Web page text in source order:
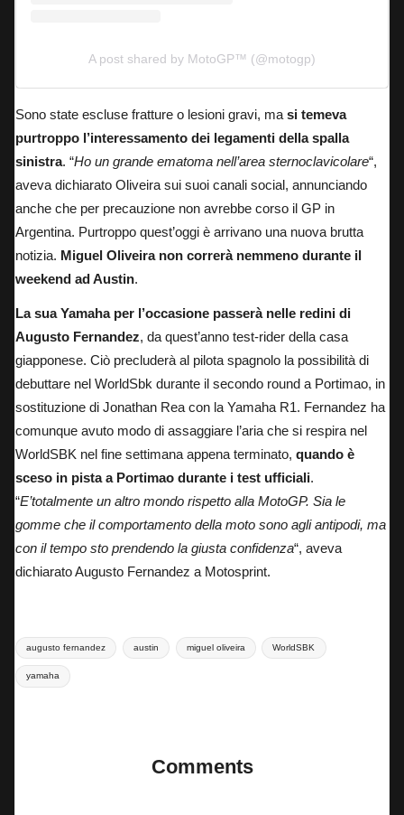
A post shared by MotoGP™ (@motogp)
Sono state escluse fratture o lesioni gravi, ma si temeva
purtroppo l’interessamento dei legamenti della spalla
sinistra. “Ho un grande ematoma nell’area sternoclavicolare“,
aveva dichiarato Oliveira sui suoi canali social, annunciando
anche che per precauzione non avrebbe corso il GP in
Argentina. Purtroppo quest’oggi è arrivano una nuova brutta
notizia. Miguel Oliveira non correrà nemmeno durante il
weekend ad Austin.
La sua Yamaha per l’occasione passerà nelle redini di
Augusto Fernandez, da quest’anno test-rider della casa
giapponese. Ciò precluderà al pilota spagnolo la possibilità di
debuttare nel WorldSbk durante il secondo round a Portimao, in
sostituzione di Jonathan Rea con la Yamaha R1. Fernandez ha
comunque avuto modo di assaggiare l’aria che si respira nel
WorldSBK nel fine settimana appena terminato, quando è
sceso in pista a Portimao durante i test ufficiali.
“E’totalmente un altro mondo rispetto alla MotoGP. Sia le
gomme che il comportamento della moto sono agli antipodi, ma
con il tempo sto prendendo la giusta confidenza“, aveva
dichiarato Augusto Fernandez a Motosprint.
Tags:
augusto fernandez austin miguel oliveira WorldSBK
yamaha
Comments